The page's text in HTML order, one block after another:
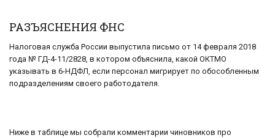
РАЗЪЯСНЕНИЯ ФНС
Налоговая служба России выпустила письмо от 14 февраля 2018
года № ГД-4-11/2828, в котором объяснила, какой ОКТМО
указывать в 6-НДФЛ, если персонал мигрирует по обособленным
подразделениям своего работодателя.
Ниже в таблице мы собрали комментарии чиновников про